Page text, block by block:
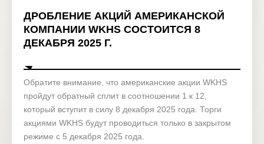
ДРОБЛЕНИЕ АКЦИЙ АМЕРИКАНСКОЙ
КОМПАНИИ WKHS СОСТОИТСЯ 8
ДЕКАБРЯ 2025 Г.
Обратите внимание, что американские акции WKHS
пройдут обратный сплит в соотношении 1 к 12,
который вступит в силу 8 декабря 2025 года. Торги
акциями WKHS будут проводиться только в закрытом
режиме с 5 декабря 2025 года.